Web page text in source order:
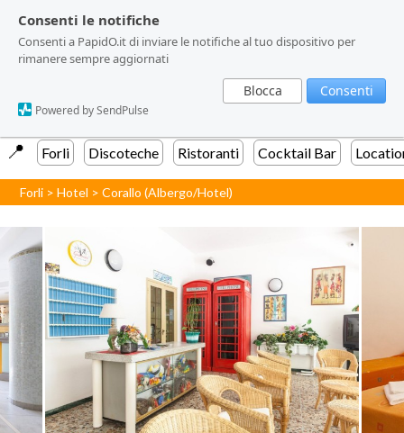
Consenti le notifiche
Consenti a PapidO.it di inviare le notifiche al tuo dispositivo per
rimanere sempre aggiornati
Blocca Consenti
Powered by SendPulse
Consenti le notifiche
Consenti a PapidO.it di inviare le notifiche al tuo dispositivo per
rimanere sempre aggiornati
Blocca Consenti
Powered by SendPulse
📍️ Forli Discoteche Ristoranti Cocktail Bar
Forli >Hotel >Corallo (Albergo/Hotel)